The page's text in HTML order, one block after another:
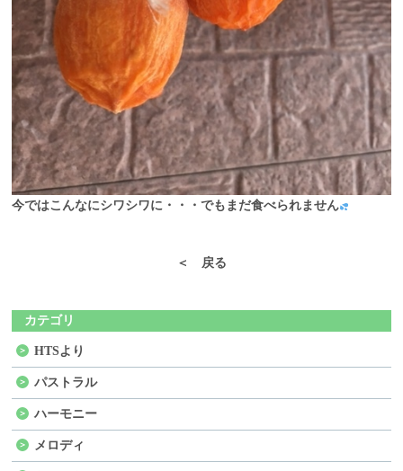
今ではこんなにシワシワに・・・でもまだ食べられません
＜ 戻る
カテゴリ
HTSより
パストラル
ハーモニー
メロディ